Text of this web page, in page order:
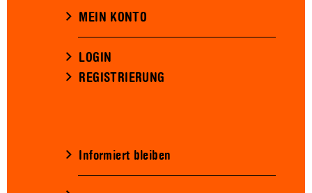
MEIN KONTO
LOGIN
REGISTRIERUNG
Informiert bleiben